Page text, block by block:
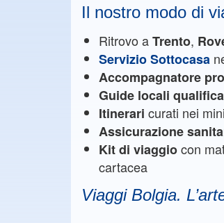
Il nostro modo di
Ritrovo aTrento,
Servizio Sottocasa
Accompagnatore
Guide locali
Itinerari curati nei
Assicurazione
Kit di viaggiocon
cartacea
Viaggi Bolgia.